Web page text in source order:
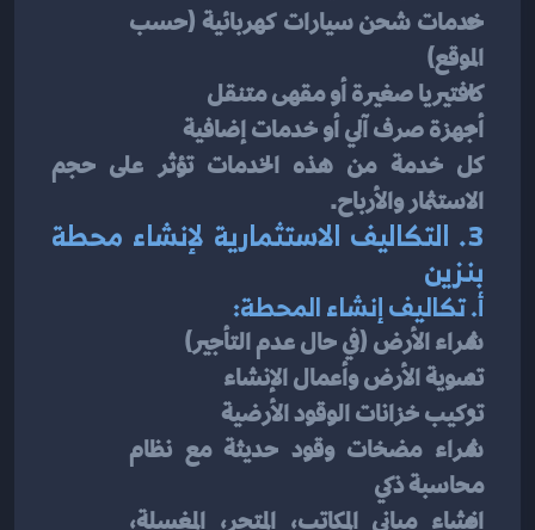
الموقع)
كافتيريا صغيرة أو مقهى متنقل
أجهزة صرف آلي أو خدمات إضافية
الاستثمار والأرباح.
بنزين
أ. تكاليف إنشاء المحطة:
شراء الأرض (في حال عدم التأجير)
تسوية الأرض وأعمال الإنشاء
تركيب خزانات الوقود الأرضية
محاسبة ذكي